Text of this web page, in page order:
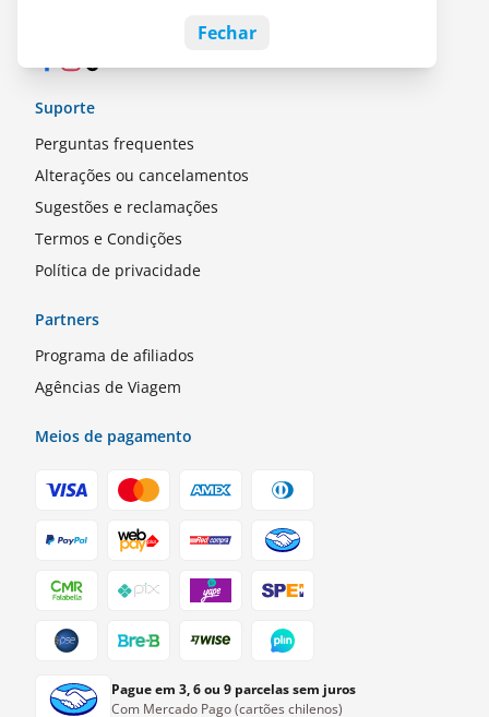
Fechar
Suporte
Perguntas frequentes
Alterações ou cancelamentos
Sugestões e reclamações
Termos e Condições
Política de privacidade
Partners
Programa de afiliados
Agências de Viagem
Meios de pagamento
Pague em 3, 6 ou 9 parcelas sem juros
Com Mercado Pago (cartões chilenos)